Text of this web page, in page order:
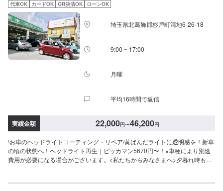
い合わせ【2】お見積り【3】お見積りにご納得いただければ作業開始【4】
仕上がり次第納車-----納期について-----納期は通常2日～3日程度で納車となり
ます。(要相談)納期は前後する場合がございます。予めご了承ください。-----
ご来店時の注意、受付方法-----入庫の際はお気をつけてお越しください。駐車
スペースは事務所前の空いているスペースに駐車してください。受付はスタ
ッフへ「メンテモで予約しました」とお伝えください。ご案内いたします。
代車OK カードOK QR決済OK ローンOK
埼玉県北葛飾郡杉戸町清地6-26-18
9:00 ~ 17:00
月曜
平均16時間で返信
実績金額 22,000円〜46,200円
\お車のヘッドライトコーティング・リペア/黄ばんだライトに透明感を！新車
の頃の状態へ！ヘッドライト再生｜ピッカマン5670円〜！※車種により別途
費用が必要になる場合がございます。<私たちからみなさまへ>夕暮れ時も安
の黄ばみ取りをぜひお試しください！〜今ある車を大切に〜埼玉県北葛飾郡